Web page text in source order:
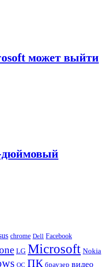
может выйти
дюймовый
chrome Dell Facebook
LG Microsoft Nokia
ОС ПК браузер видео